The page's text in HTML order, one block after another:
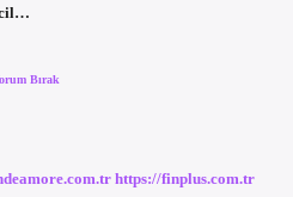
Bırak
https://finplus.com.tr